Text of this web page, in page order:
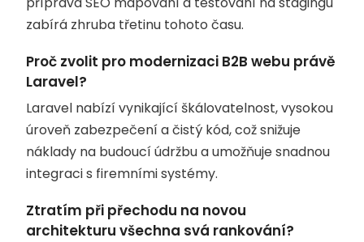
zabírá zhruba třetinu tohoto času.
Proč zvolit pro modernizaci B2B webu právě
Laravel?
Laravel nabízí vynikající škálovatelnost, vysokou
úroveň zabezpečení a čistý kód, což snižuje
náklady na budoucí údržbu a umožňuje snadnou
integraci s firemními systémy.
Ztratím při přechodu na novou
architekturu všechna svá rankování?